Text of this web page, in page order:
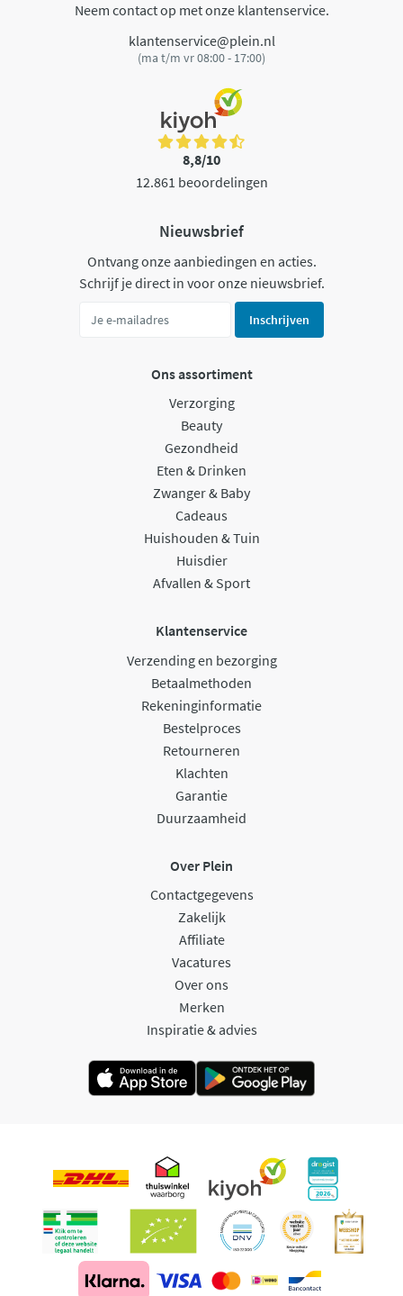
Neem contact op met onze klantenservice.
klantenservice@plein.nl
(ma t/m vr 08:00 - 17:00)
8,8/10
12.861 beoordelingen
Nieuwsbrief
Ontvang onze aanbiedingen en acties.
Schrijf je direct in voor onze nieuwsbrief.
Inschrijven
Ons assortiment
Verzorging
Beauty
Gezondheid
Eten & Drinken
Zwanger & Baby
Cadeaus
Huishouden & Tuin
Huisdier
Afvallen & Sport
Klantenservice
Verzending en bezorging
Betaalmethoden
Rekeninginformatie
Bestelproces
Retourneren
Klachten
Garantie
Duurzaamheid
Over Plein
Contactgegevens
Zakelijk
Affiliate
Vacatures
Over ons
Merken
Inspiratie & advies